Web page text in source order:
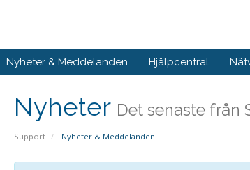
Nyheter & Meddelanden Hjälpcentral
Nyheter Det senaste från
Support Nyheter & Meddelanden